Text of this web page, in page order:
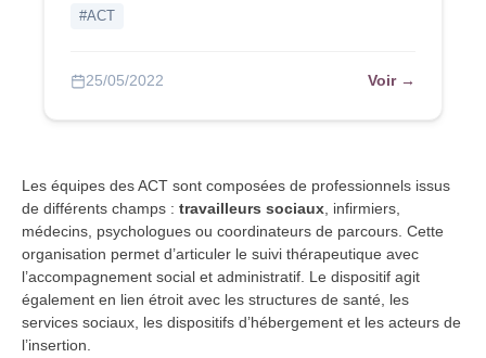
#ACT
25/05/2022 Voir →
Les équipes des ACT sont composées de professionnels issus
de différents champs : travailleurs sociaux , infirmiers,
médecins, psychologues ou coordinateurs de parcours. Cette
organisation permet d’articuler le suivi thérapeutique avec
l’accompagnement social et administratif. Le dispositif agit
également en lien étroit avec les structures de santé, les
services sociaux, les dispositifs d’hébergement et les acteurs de
l’insertion.